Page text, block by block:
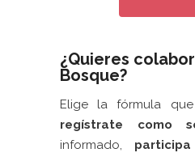
¿Quieres
Bosque?
Elige la fórmula
regístrate como
informado,